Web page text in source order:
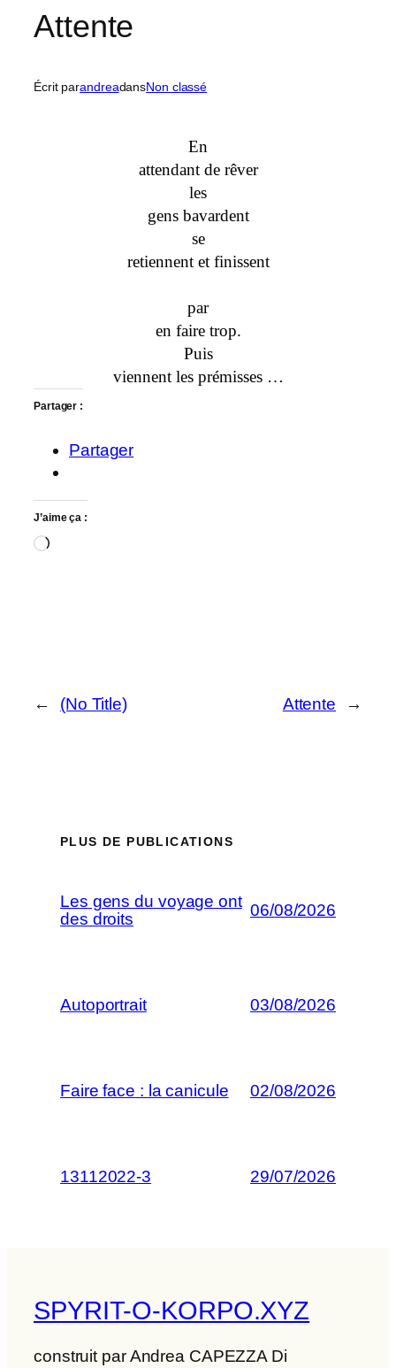
Attente
Écrit parandreadansNon classé
En
attendant de rêver
les
gens bavardent
se
retiennent et finissent
par
en faire trop.
Puis
viennent les prémisses …
Partager :
Partager
J’aime ça :
Chargement…
← (No Title) Attente →
PLUS DE PUBLICATIONS
Les gens du voyage ont
des droits
06/08/2026
Autoportrait 03/08/2026
Faire face : la canicule 02/08/2026
13112022-3 29/07/2026
SPYRIT-O-KORPO.XYZ
construit par Andrea CAPEZZA Di